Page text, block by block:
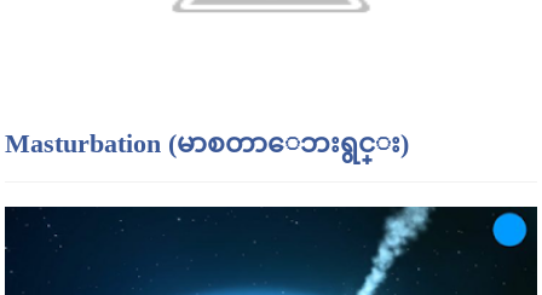
Masturbation (မာစတာေဘးရွင္း)